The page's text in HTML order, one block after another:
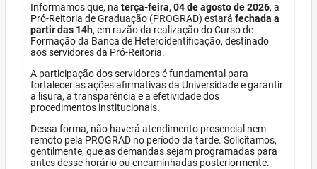
Informamos que, na terça-feira, 04 de agosto de 2026, a
Pró-Reitoria de Graduação (PROGRAD) estará fechada a
partir das 14h, em razão da realização do Curso de
Formação da Banca de Heteroidentificação, destinado
aos servidores da Pró-Reitoria.
A participação dos servidores é fundamental para
fortalecer as ações afirmativas da Universidade e garantir
a lisura, a transparência e a efetividade dos
procedimentos institucionais.
Dessa forma, não haverá atendimento presencial nem
remoto pela PROGRAD no período da tarde. Solicitamos,
gentilmente, que as demandas sejam programadas para
antes desse horário ou encaminhadas posteriormente.